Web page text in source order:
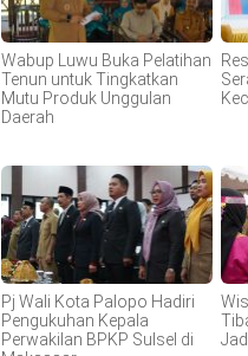
Wabup Luwu Buka Pelatihan
Tenun untuk Tingkatkan
Mutu Produk Unggulan
Daerah
Pj Wali Kota Palopo Hadiri
Pengukuhan Kepala
Perwakilan BPKP Sulsel di